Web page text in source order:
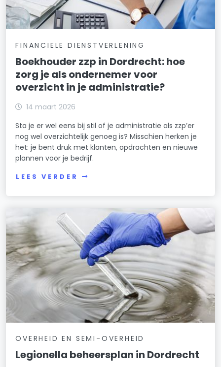
FINANCIELE DIENSTVERLENING
Boekhouder zzp in Dordrecht: hoe
zorg je als ondernemer voor
overzicht in je administratie?
14 maart 2026
Sta je er wel eens bij stil of je administratie als zzp’er
nog wel overzichtelijk genoeg is? Misschien herken je
het: je bent druk met klanten, opdrachten en nieuwe
plannen voor je bedrijf.
LEES VERDER
OVERHEID EN SEMI-OVERHEID
Legionella beheersplan in Dordrecht